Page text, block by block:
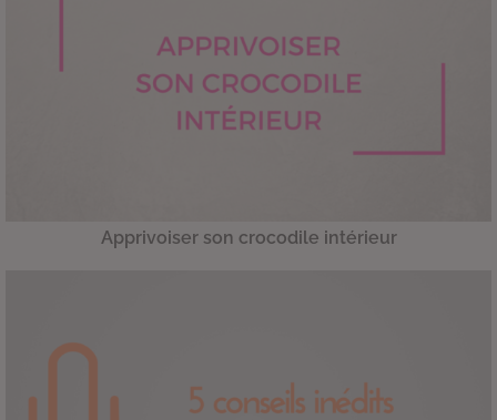
Apprivoiser son crocodile intérieur